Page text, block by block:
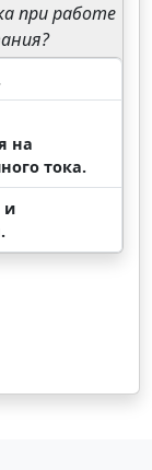
при работе
на
тока.
и